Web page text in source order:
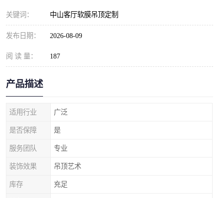
关键词： 中山客厅软膜吊顶定制
发布日期： 2026-08-09
阅 读 量： 187
产品描述
适用行业 广泛
是否保障 是
服务团队 专业
装饰效果 吊顶艺术
库存 充足